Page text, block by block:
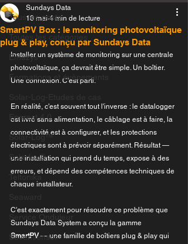
Tous les posts
Toutes les catégories
Emazys
Formations et évènements
Enerest 4.0
Solar-Log™
Solarfox®
Teltonika
Sevensensor
SmartPV Box : le monitoring photovoltaïque
plug & play, conçu par Sundays Data
Sundays Data
18 mai 4 min de lecture
Installer un système de monitoring sur une centrale
photovoltaïque, ça devrait être simple. Un boîtier.
Une connexion. C'est parti.
En réalité, c'est souvent tout l'inverse : le datalogger
est livré sans alimentation, le câblage est à faire, la
connectivité est à configurer, et les protections
électriques sont à prévoir séparément. Résultat —
une installation qui prend du temps, expose à des
erreurs, et dépend des compétences techniques de
chaque installateur.
C'est exactement pour résoudre ce problème que
Sundays Data System a conçu la gamme
SmartPV — une famille de boîtiers plug & play qui